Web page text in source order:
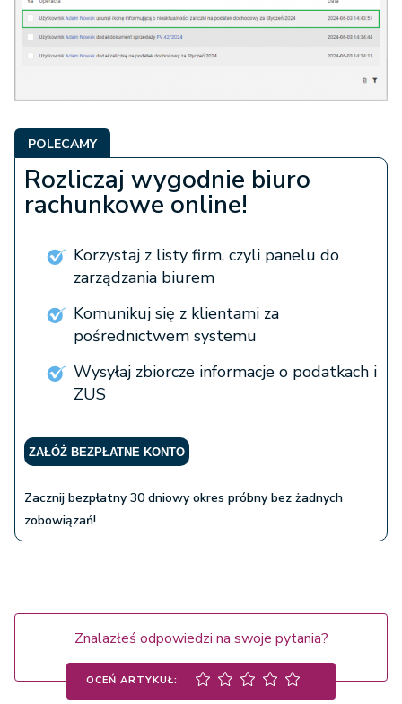
POLECAMY
Rozliczaj wygodnie biuro
rachunkowe online!
Korzystaj z listy firm, czyli panelu do
zarządzania biurem
Komunikuj się z klientami za
pośrednictwem systemu
Wysyłaj zbiorcze informacje o podatkach i
ZUS
ZAŁÓŻ BEZPŁATNE KONTO
Zacznij bezpłatny 30 dniowy okres próbny bez żadnych
zobowiązań!
Znalazłeś odpowiedzi na swoje pytania?
OCEŃ ARTYKUŁ: